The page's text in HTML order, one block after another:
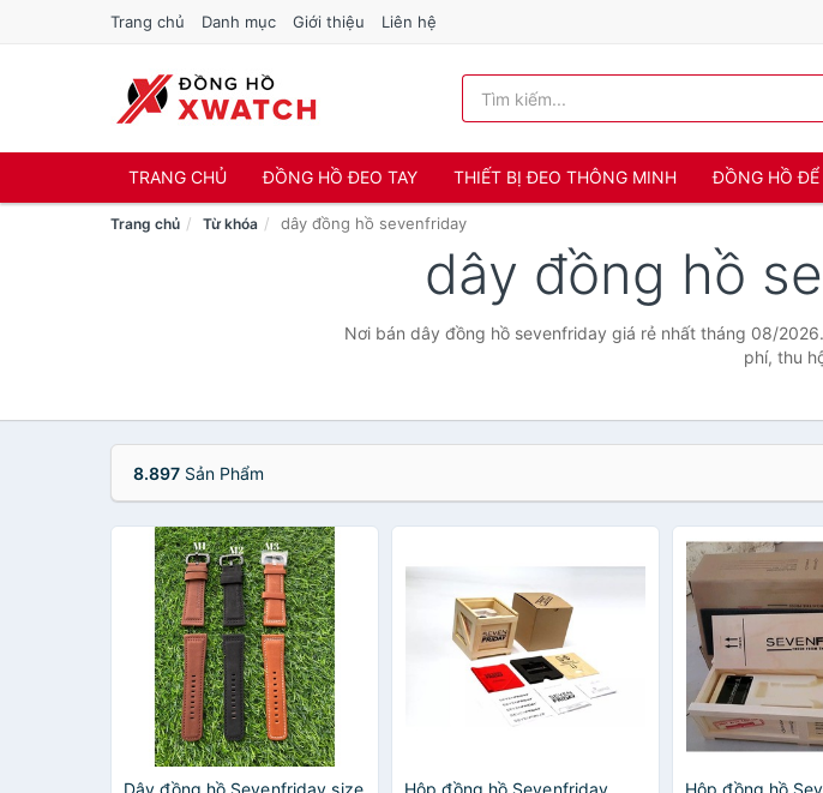
Trang chủ Danh mục Giới thiệu Liên hệ
TRANG CHỦ ĐỒNG HỒ ĐEO TAY THIẾT BỊ ĐEO THÔNG MINH ĐỒNG HỒ ĐỂ
Trang chủ Từ khóa dây đồng hồ sevenfriday
dây đồng hồ
Nơi bán dây đồng hồ sevenfriday giá rẻ nhất tháng 08/
phí, thu
8.897 Sản Phẩm
Dây đồng hồ Sevenfriday size
Hộp đồng hồ Sevenfriday
Hộp đồng hồ